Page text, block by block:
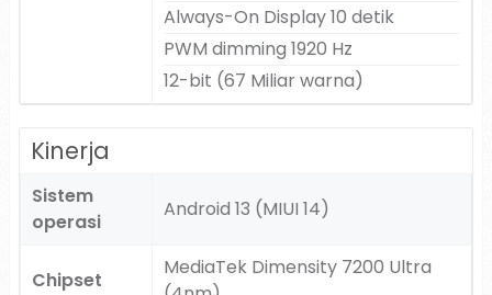
Always-On Display 10 detik
PWM dimming 1920 Hz
12-bit (67 Miliar warna)
Kinerja
Sistem
operasi
Android 13 (MIUI 14)
Chipset
MediaTek Dimensity 7200 Ultra